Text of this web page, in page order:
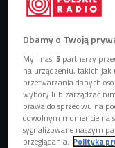
Premiera
czerwca.
Dbamy o Twoją
My i nasi5 partnerzy
na urządzeniu, takich
przetwarzania danych
wybory lub zarządzać
prawa do sprzeciwu na
dowolnym momencie na
sygnalizowane naszym
przeglądania. Polityka